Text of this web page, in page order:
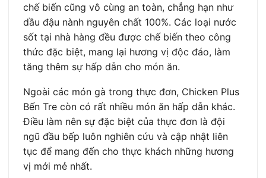
chế biến cũng vô cùng an toàn, chẳng hạn như
dầu đậu nành nguyên chất 100%. Các loại nước
sốt tại nhà hàng đều được chế biến theo công
thức đặc biệt, mang lại hương vị độc đáo, làm
tăng thêm sự hấp dẫn cho món ăn.
Ngoài các món gà trong thực đơn, Chicken Plus
Bến Tre còn có rất nhiều món ăn hấp dẫn khác.
Điều làm nên sự đặc biệt của thực đơn là đội
ngũ đầu bếp luôn nghiên cứu và cập nhật liên
tục để mang đến cho thực khách những hương
vị mới mẻ nhất.